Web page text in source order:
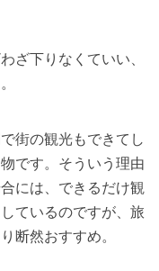
ざ下りなくていい、
街の観光もできてし
です。そういう理由
には、できるだけ観
ているのですが、旅
断然おすすめ。